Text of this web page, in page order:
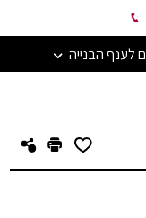
לענף הבנייה